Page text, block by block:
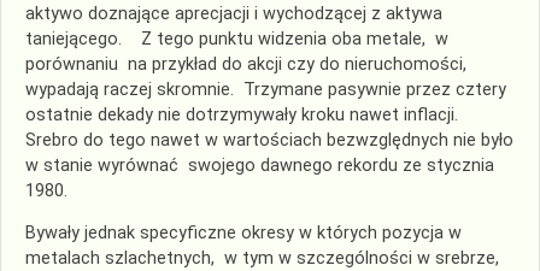
aktywo doznające aprecjacji i wychodzącej z aktywa
taniejącego. Z tego punktu widzenia oba metale, w
porównaniu na przykład do akcji czy do nieruchomości,
wypadają raczej skromnie. Trzymane pasywnie przez cztery
ostatnie dekady nie dotrzymywały kroku nawet inflacji.
Srebro do tego nawet w wartościach bezwzględnych nie było
w stanie wyrównać swojego dawnego rekordu ze stycznia
1980.
Bywały jednak specyficzne okresy w których pozycja w
metalach szlachetnych, w tym w szczególności w srebrze,